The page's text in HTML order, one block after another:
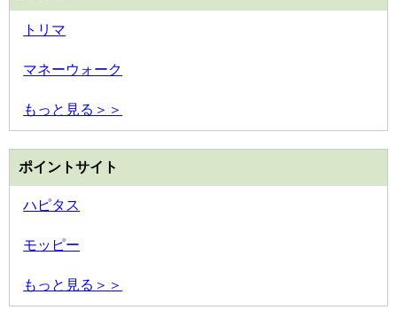
トリマ
マネーウォーク
もっと見る＞＞
ポイントサイト
ハピタス
モッピー
もっと見る＞＞